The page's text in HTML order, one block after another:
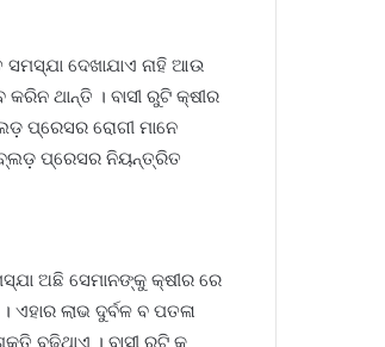
ଦେଖାଯାଏ ନାହି ଆଉ
ଥାନ୍ତି । ବାସୀ ରୁଟି କ୍ଷୀର
ପ୍ରେସର ରୋଗୀ ମାନେ
ପ୍ରେସର ନିୟନ୍ତ୍ରିତ
ଅଛି ସେମାନଙ୍କୁ କ୍ଷୀର ରେ
ଲାଭ ଦୁର୍ବଳ ବ ପତଳା
ବଢିଥାଏ । ବାସୀ ରୁଟି କୁ